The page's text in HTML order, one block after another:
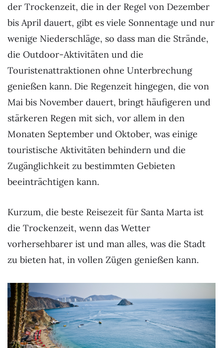
der Trockenzeit, die in der Regel von Dezember
bis April dauert, gibt es viele Sonnentage und nur
wenige Niederschläge, so dass man die Strände,
die Outdoor-Aktivitäten und die
Touristenattraktionen ohne Unterbrechung
genießen kann. Die Regenzeit hingegen, die von
Mai bis November dauert, bringt häufigeren und
stärkeren Regen mit sich, vor allem in den
Monaten September und Oktober, was einige
touristische Aktivitäten behindern und die
Zugänglichkeit zu bestimmten Gebieten
beeinträchtigen kann.
Kurzum, die beste Reisezeit für Santa Marta ist
die Trockenzeit, wenn das Wetter
vorhersehbarer ist und man alles, was die Stadt
zu bieten hat, in vollen Zügen genießen kann.